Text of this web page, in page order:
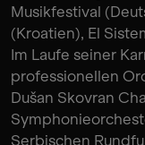
Musikfestival
(Kroatien), El
Im Laufe seiner
professionellen
Dušan Skovran
Serbischen